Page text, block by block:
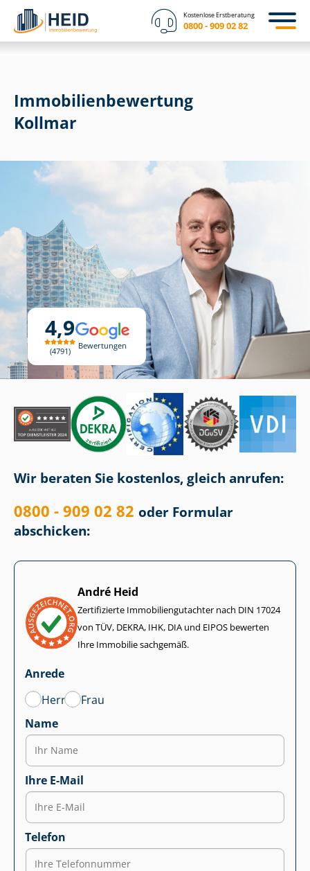
Kostenlose Erstberatung
0800 - 909 02 82
4,9
4791
Bewertungen
Immobilien­bewertung
Kollmar
Wir beraten Sie kostenlos, gleich anrufen:
0800 - 909 02 82 oder Formular
abschicken:
André Heid
Zertifizierte Im­mo­bi­li­en­gut­ach­ter nach DIN 17024
von TÜV, DEKRA, IHK, DIA und EIPOS bewerten
Ihre Immobilie sachgemäß.
Anrede
Herr
Frau
Name
Ihre E-Mail
Telefon